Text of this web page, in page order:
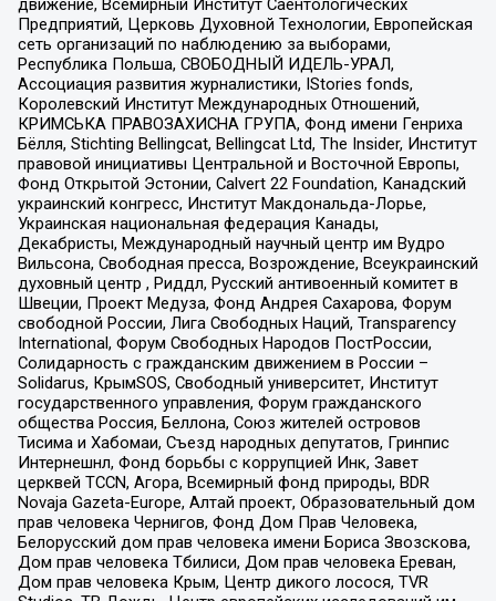
движение, Всемирный Институт Саентологических
Предприятий, Церковь Духовной Технологии, Европейская
сеть организаций по наблюдению за выборами,
Республика Польша, СВОБОДНЫЙ ИДЕЛЬ-УРАЛ,
Ассоциация развития журналистики, IStories fonds,
Королевский Институт Международных Отношений,
КРИМСЬКА ПРАВОЗАХИСНА ГРУПА, Фонд имени Генриха
Бёлля, Stichting Bellingcat, Bellingcat Ltd, The Insider, Институт
правовой инициативы Центральной и Восточной Европы,
Фонд Открытой Эстонии, Calvert 22 Foundation, Канадский
украинский конгресс, Институт Макдональда-Лорье,
Украинская национальная федерация Канады,
Декабристы, Международный научный центр им Вудро
Вильсона, Свободная пресса, Возрождение, Всеукраинский
духовный центр , Риддл, Русский антивоенный комитет в
Швеции, Проект Медуза, Фонд Андрея Сахарова, Форум
свободной России, Лига Свободных Наций, Transparеncy
International, Форум Свободных Народов ПостРоссии,
Солидарность с гражданским движением в России –
Solidarus, КрымSOS, Свободный университет, Институт
государственного управления, Форум гражданского
общества Россия, Беллона, Союз жителей островов
Тисима и Хабомаи, Съезд народных депутатов, Гринпис
Интернешнл, Фонд борьбы с коррупцией Инк, Завет
церквей TCCN, Агора, Всемирный фонд природы, BDR
Novaja Gazeta-Europe, Алтай проект, Образовательный дом
прав человека Чернигов, Фонд Дом Прав Человека,
Белорусский дом прав человека имени Бориса Звозскова,
Дом прав человека Тбилиси, Дом прав человека Ереван,
Дом прав человека Крым, Центр дикого лосося, TVR